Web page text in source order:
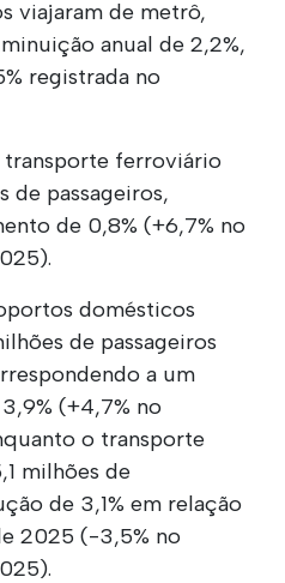
viajaram de metrô,
anual de 2,2%,
registrada no
transporte ferroviário
de passageiros,
de 0,8% (+6,7% no
domésticos
de passageiros
a um
(+4,7% no
o transporte
milhões de
de 3,1% em relação
2025 (-3,5% no